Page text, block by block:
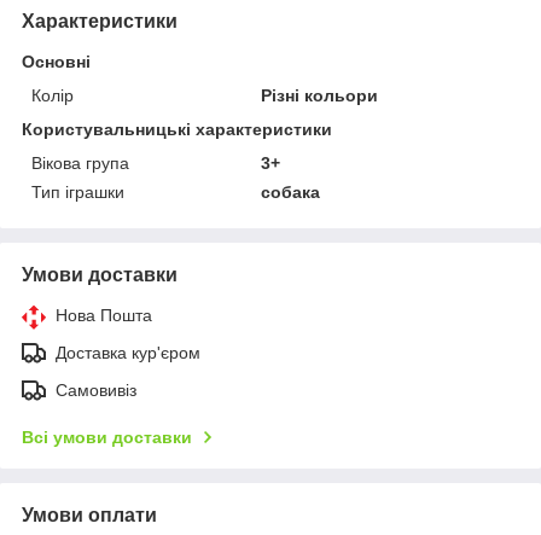
Характеристики
Основні
Колір
Різні кольори
Користувальницькі характеристики
Вікова група
3+
Тип іграшки
собака
Умови доставки
Нова Пошта
Доставка кур'єром
Самовивіз
Всі умови доставки
Умови оплати